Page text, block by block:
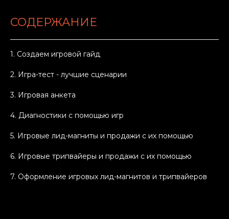
СОДЕРЖАНИЕ
1. Создаем игровой гайд
2. Игра-тест - лучшие сценарии
3. Игровая анкета
4. Диагностики с помощью игр
5. Игровые лид-магниты и продажи с их помощью
6. Игровые трипвайеры и продажи с их помощью
7. Оформление игровых лид-магнитов и трипвайеров